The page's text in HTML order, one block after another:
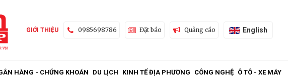
GIỚI THIỆU 0985698786 Đặt báo Quảng cáo English
HÀNG - CHỨNG KHOÁN DU LỊCH KINH TẾ ĐỊA PHƯƠNG CÔNG NGHỆ Ô TÔ - XE MÁY